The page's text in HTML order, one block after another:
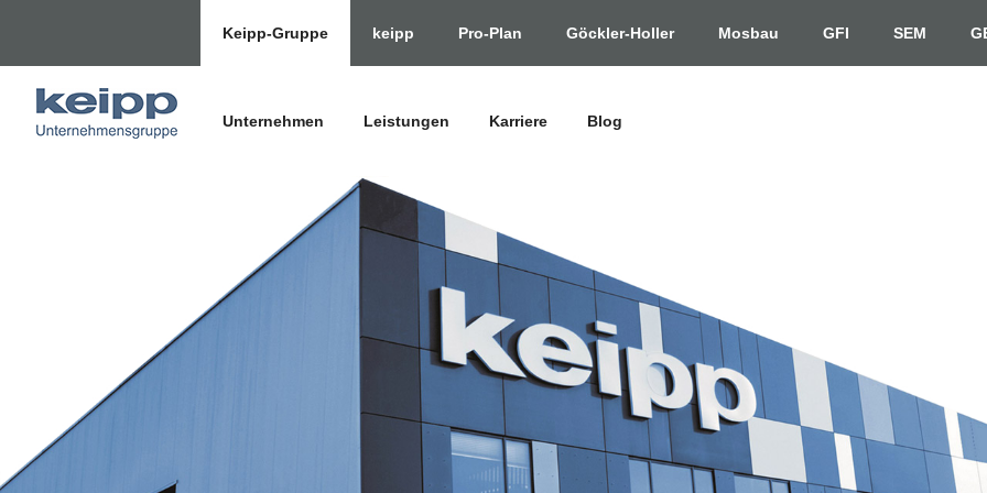
Keipp-Gruppe keipp Pro-Plan Göckler-Holler Mosbau GFI SEM
Unternehmen Leistungen Karriere Blog